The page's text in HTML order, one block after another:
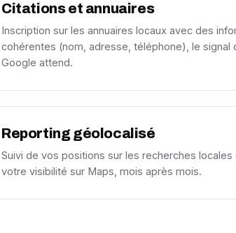
Citations et annuaires
Inscription sur les annuaires locaux avec des
cohérentes (nom, adresse, téléphone), le signal
Google attend.
Reporting géolocalisé
Suivi de vos positions sur les recherches
votre visibilité sur Maps, mois après mois.